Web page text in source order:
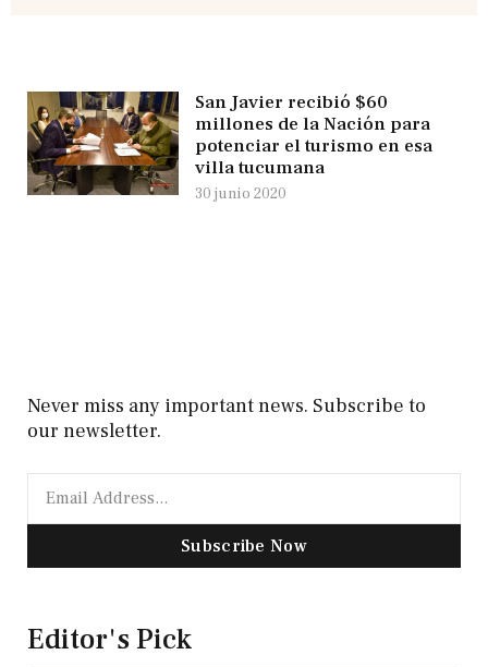
San Javier recibió $60
millones de la Nación para
potenciar el turismo en esa
villa tucumana
30 junio 2020
Never miss any important news. Subscribe to
our newsletter.
Subscribe Now
Editor's Pick